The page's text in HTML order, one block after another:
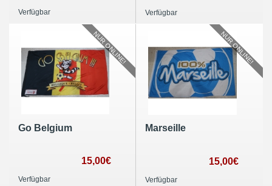
Verfügbar Verfügbar
Go Belgium
15,00€
Verfügbar
NUR ONLINE!
Marseille
15,00€
Verfügbar
NUR ONLINE!